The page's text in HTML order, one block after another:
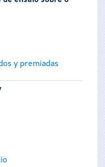
y premiadas